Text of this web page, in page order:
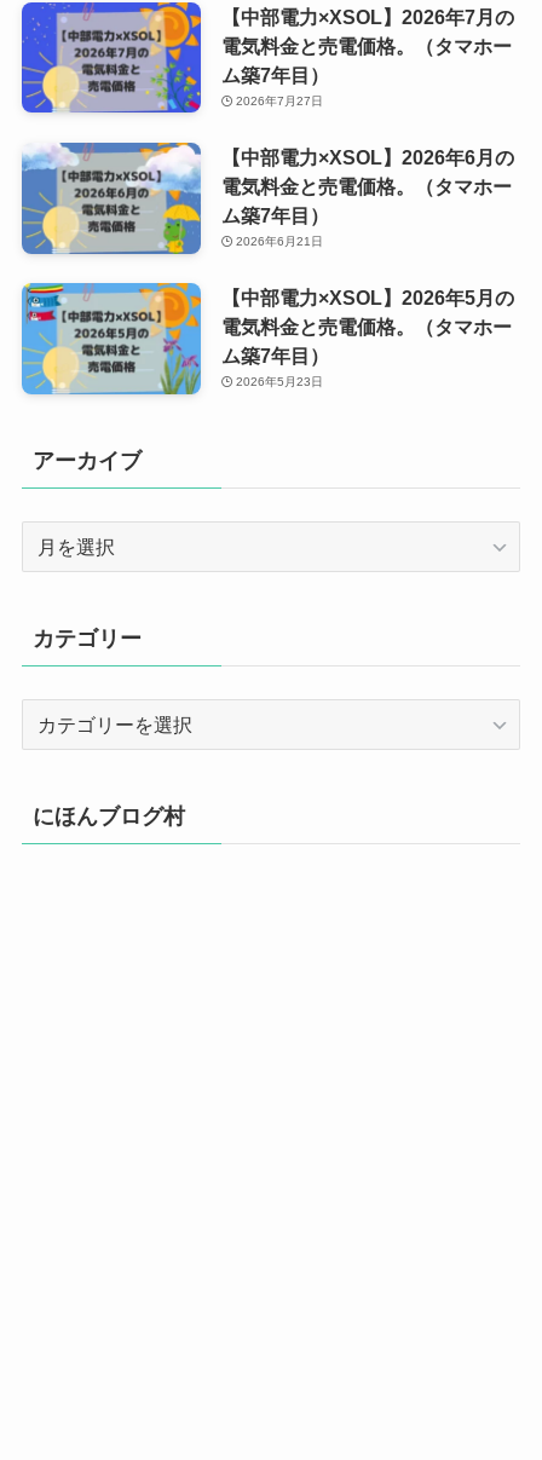
【中部電力×XSOL】2026年7月の
電気料金と売電価格。（タマホー
ム築7年目）
2026年7月27日
【中部電力×XSOL】2026年6月の
電気料金と売電価格。（タマホー
ム築7年目）
2026年6月21日
【中部電力×XSOL】2026年5月の
電気料金と売電価格。（タマホー
ム築7年目）
2026年5月23日
アーカイブ
ブ
カテゴリー
リ
ー
にほんブログ村